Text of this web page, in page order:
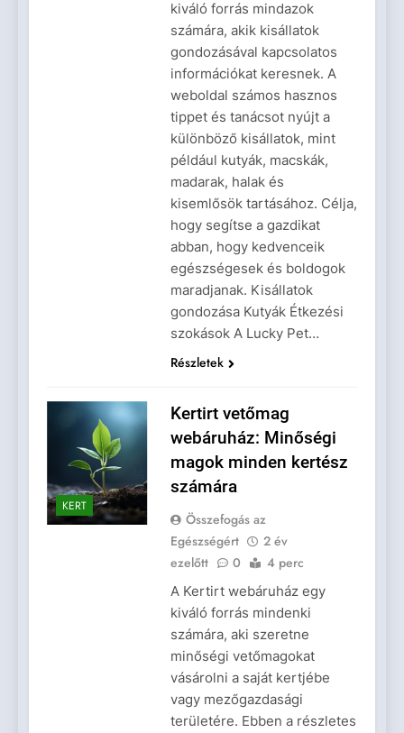
kiváló forrás mindazok
számára, akik kisállatok
gondozásával kapcsolatos
információkat keresnek. A
weboldal számos hasznos
tippet és tanácsot nyújt a
különböző kisállatok, mint
például kutyák, macskák,
madarak, halak és
kisemlősök tartásához. Célja,
hogy segítse a gazdikat
abban, hogy kedvenceik
egészségesek és boldogok
maradjanak. Kisállatok
gondozása Kutyák Étkezési
szokások A Lucky Pet…
Részletek
KERT
Kertirt vetőmag
webáruház: Minőségi
magok minden kertész
számára
Összefogás az
Egészségért
2 év
ezelőtt
0 4 perc
A Kertirt webáruház egy
kiváló forrás mindenki
számára, aki szeretne
minőségi vetőmagokat
vásárolni a saját kertjébe
vagy mezőgazdasági
területére. Ebben a részletes